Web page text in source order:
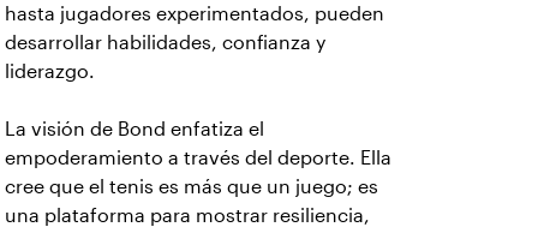
hasta jugadores experimentados, pueden
desarrollar habilidades, confianza y
liderazgo.
La visión de Bond enfatiza el
empoderamiento a través del deporte. Ella
cree que el tenis es más que un juego; es
una plataforma para mostrar resiliencia,